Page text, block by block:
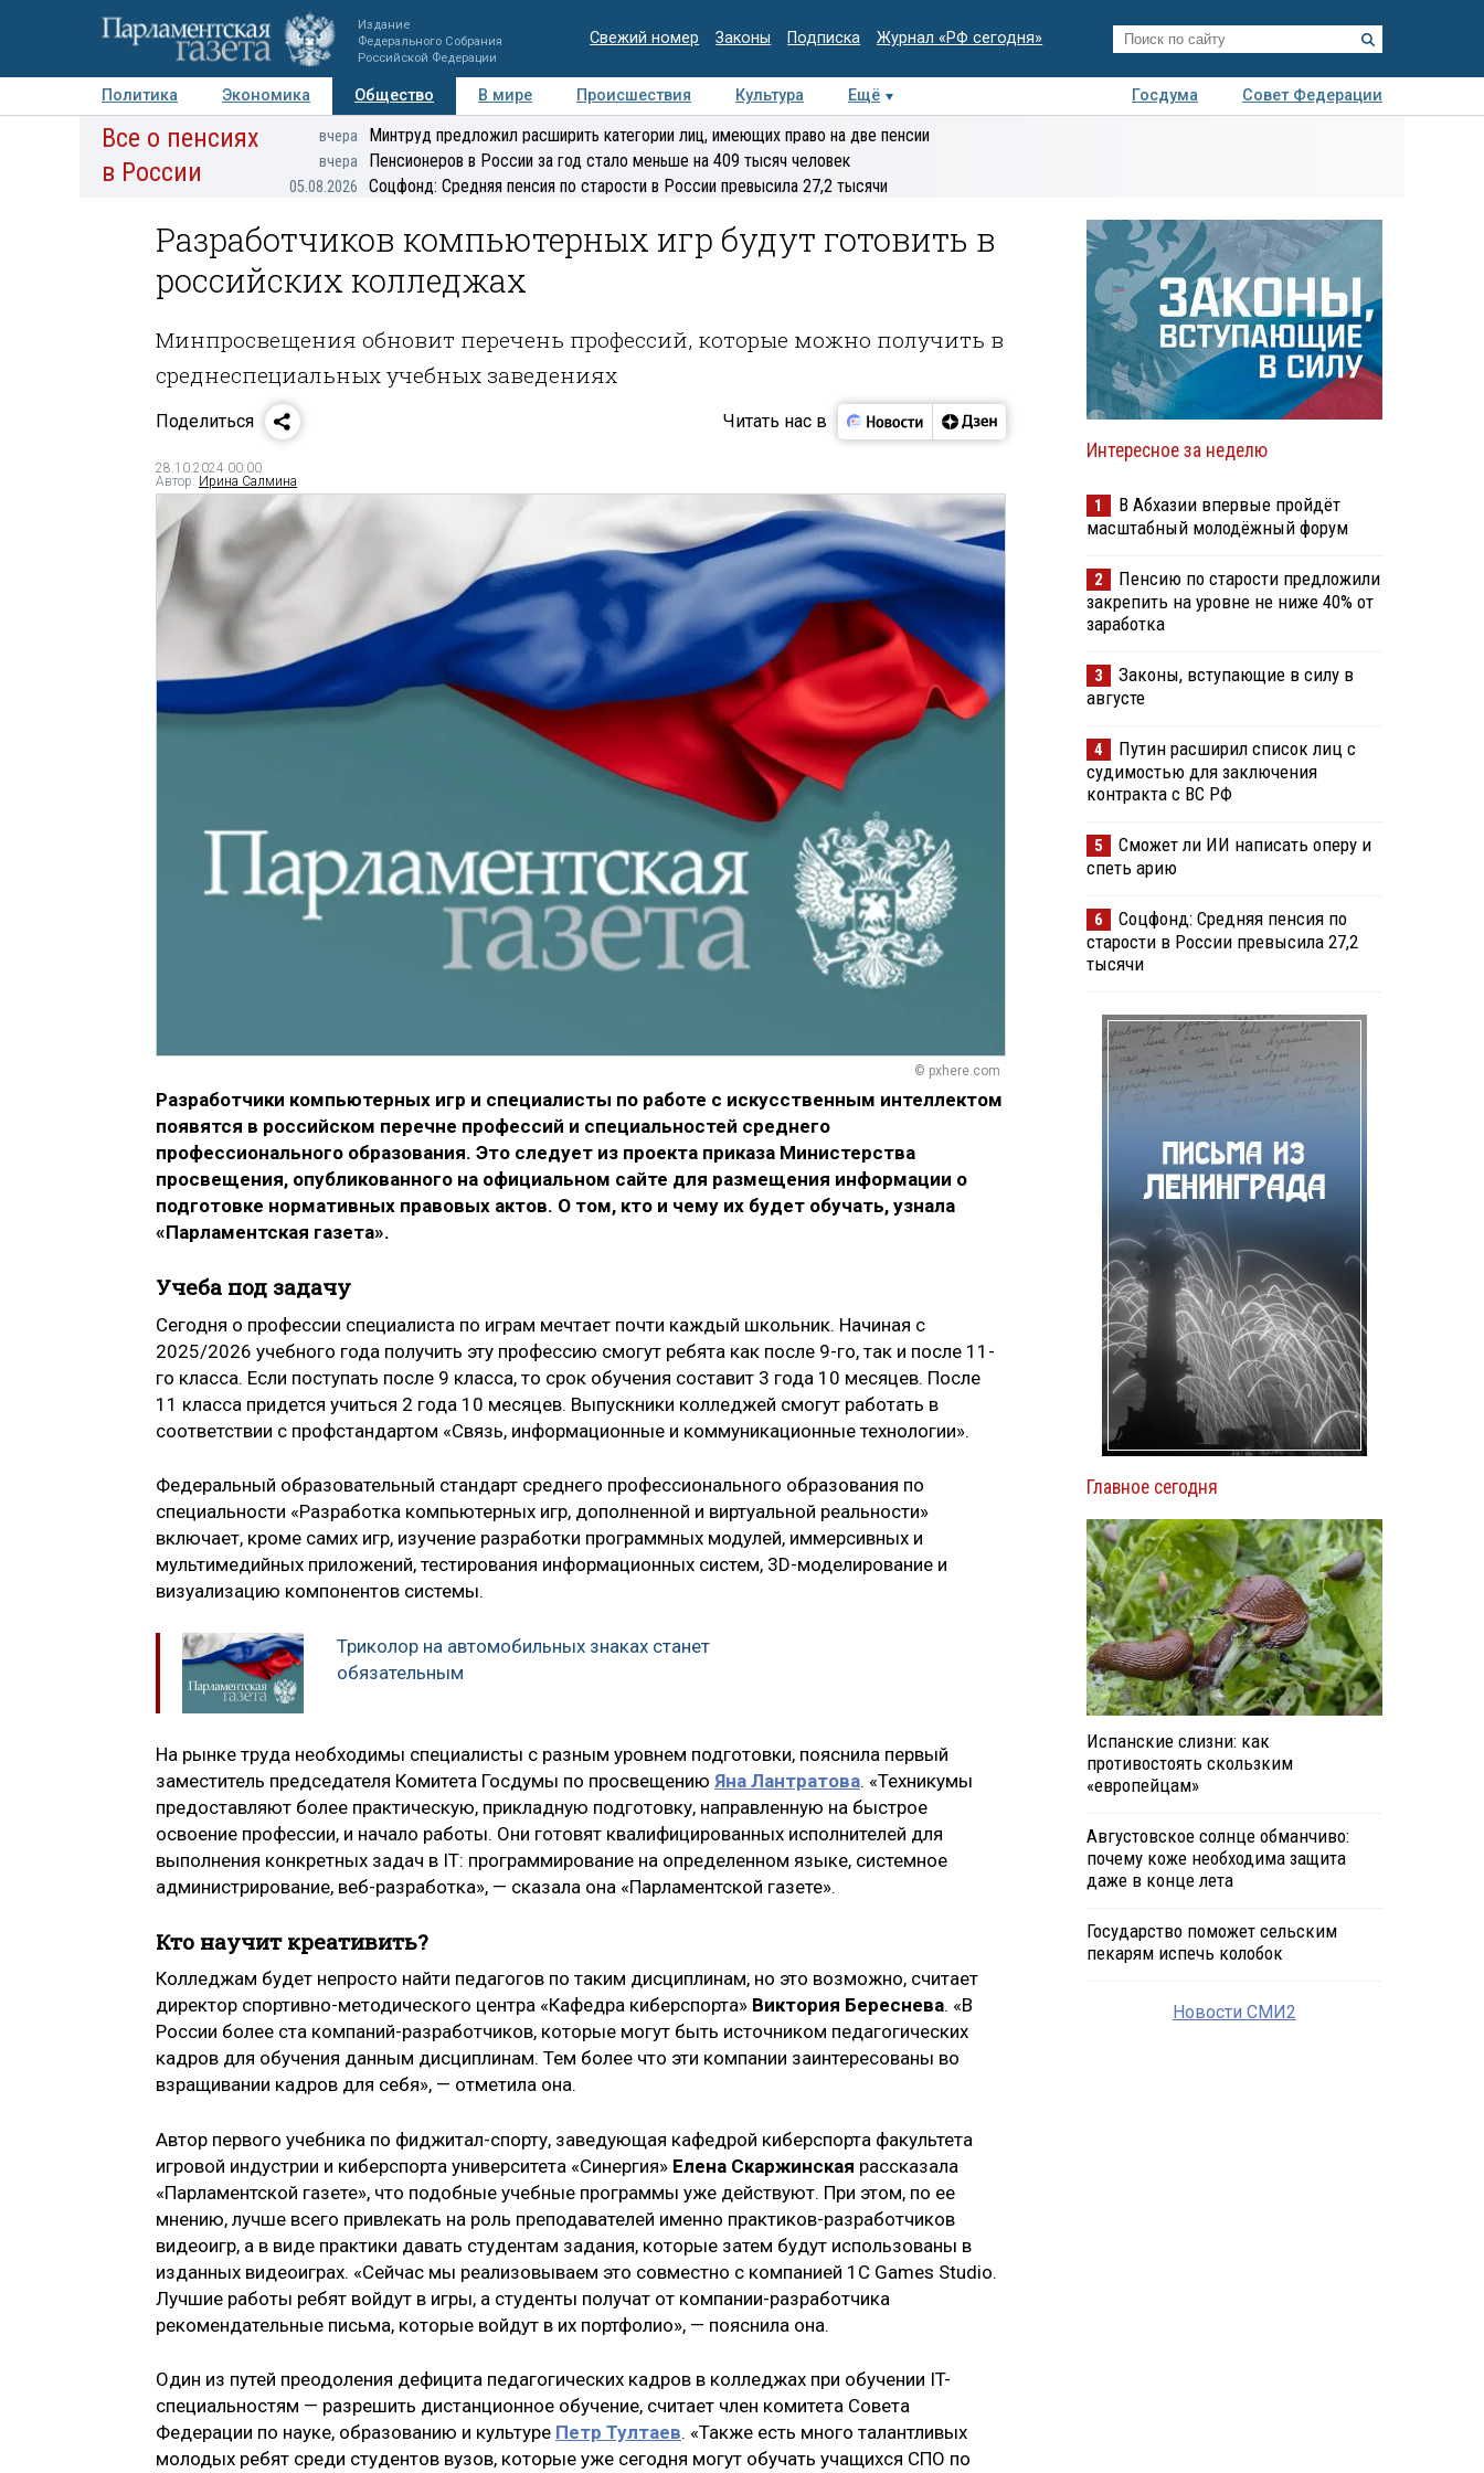
Издание
Федерального Собрания
Российской Федерации
Свежий номер Законы Подписка Журнал «РФ сегодня»
Политика Экономика Общество В мире Происшествия Культура Ещё Госдума
Совет Федерации
Авторы Персоны Мнения Регионы Медиацентр Интервью Колумнисты
Деловая
Все о пенсиях
в России
вчера Минтруд предложил расширить категории лиц, имеющих право на две пенсии
вчера Пенсионеров в России за год стало меньше на 409 тысяч человек
05.08.2026 Соцфонд: Средняя пенсия по старости в России превысила 27,2 тысячи
Разработчиков компьютерных игр будут готовить в
российских колледжах
Минпросвещения обновит перечень профессий, которые можно получить в
среднеспециальных учебных заведениях
Поделиться Читать нас в
28.10.2024 00:00
Автор: Ирина Салмина
© pxhere.com
Разработчики компьютерных игр и специалисты по работе с искусственным интеллектом
появятся в российском перечне профессий и специальностей среднего
профессионального образования. Это следует из проекта приказа Министерства
просвещения, опубликованного на официальном сайте для размещения информации о
подготовке нормативных правовых актов. О том, кто и чему их будет обучать, узнала
«Парламентская газета».
Учеба под задачу
Сегодня о профессии специалиста по играм мечтает почти каждый школьник. Начиная с
2025/2026 учебного года получить эту профессию смогут ребята как после 9-го, так и после 11-
го класса. Если поступать после 9 класса, то срок обучения составит 3 года 10 месяцев. После
11 класса придется учиться 2 года 10 месяцев. Выпускники колледжей смогут работать в
соответствии с профстандартом «Связь, информационные и коммуникационные технологии».
Федеральный образовательный стандарт среднего профессионального образования по
специальности «Разработка компьютерных игр, дополненной и виртуальной реальности»
включает, кроме самих игр, изучение разработки программных модулей, иммерсивных и
мультимедийных приложений, тестирования информационных систем, 3D-моделирование и
визуализацию компонентов системы.
Триколор на автомобильных знаках станет
обязательным
На рынке труда необходимы специалисты с разным уровнем подготовки, пояснила первый
заместитель председателя Комитета Госдумы по просвещению Яна Лантратова. «Техникумы
предоставляют более практическую, прикладную подготовку, направленную на быстрое
освоение профессии, и начало работы. Они готовят квалифицированных исполнителей для
выполнения конкретных задач в IT: программирование на определенном языке, системное
администрирование, веб-разработка», — сказала она «Парламентской газете».
Кто научит креативить?
Колледжам будет непросто найти педагогов по таким дисциплинам, но это возможно, считает
директор спортивно-методического центра «Кафедра киберспорта» Виктория Береснева. «В
России более ста компаний-разработчиков, которые могут быть источником педагогических
кадров для обучения данным дисциплинам. Тем более что эти компании заинтересованы во
взращивании кадров для себя», — отметила она.
Автор первого учебника по фиджитал-спорту, заведующая кафедрой киберспорта факультета
игровой индустрии и киберспорта университета «Синергия» Елена Скаржинская рассказала
«Парламентской газете», что подобные учебные программы уже действуют. При этом, по ее
мнению, лучше всего привлекать на роль преподавателей именно практиков-разработчиков
видеоигр, а в виде практики давать студентам задания, которые затем будут использованы в
изданных видеоиграх. «Сейчас мы реализовываем это совместно с компанией 1С Games Studio.
Лучшие работы ребят войдут в игры, а студенты получат от компании-разработчика
рекомендательные письма, которые войдут в их портфолио», — пояснила она.
Один из путей преодоления дефицита педагогических кадров в колледжах при обучении IT-
специальностям — разрешить дистанционное обучение, считает член комитета Совета
Федерации по науке, образованию и культуре Петр Тултаев. «Также есть много талантливых
молодых ребят среди студентов вузов, которые уже сегодня могут обучать учащихся СПО по
Интересное за неделю
1
В Абхазии впервые пройдёт
масштабный молодёжный форум
2
Пенсию по старости предложили
закрепить на уровне не ниже 40% от
заработка
3
Законы, вступающие в силу в
августе
4
Путин расширил список лиц с
судимостью для заключения
контракта с ВС РФ
5
Сможет ли ИИ написать оперу и
спеть арию
6
Соцфонд: Средняя пенсия по
старости в России превысила 27,2
тысячи
Главное сегодня
Испанские слизни: как
противостоять скользким
«европейцам»
Августовское солнце обманчиво:
почему коже необходима защита
даже в конце лета
Государство поможет сельским
пекарям испечь колобок
Новости СМИ2